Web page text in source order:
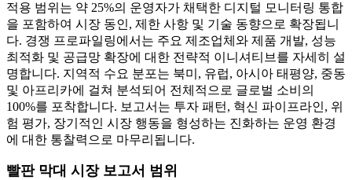
적용 범위는 약 25%의 운영자가 채택한 디지털 모니터링 통합
을 포함하여 시장 동인, 제한 사항 및 기술 동향으로 확장됩니
다. 경쟁 프로파일링에서는 주요 제조업체와 제품 개발, 성능
최적화 및 공급망 확장에 대한 전략적 이니셔티브를 자세히 설
명합니다. 지역적 수요 분포는 북미, 유럽, 아시아 태평양, 중동
및 아프리카에 걸쳐 분석되어 전체적으로 글로벌 소비의
100%를 포착합니다. 보고서는 투자 패턴, 혁신 파이프라인, 위
험 평가, 장기적인 시장 행동을 형성하는 진화하는 운영 환경
에 대한 통찰력으로 마무리됩니다.
빨판 막대 시장 보고서 범위